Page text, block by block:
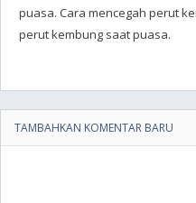
puasa. Cara mencegah perut
perut kembung saat puasa.
TAMBAHKAN KOMENTAR BARU